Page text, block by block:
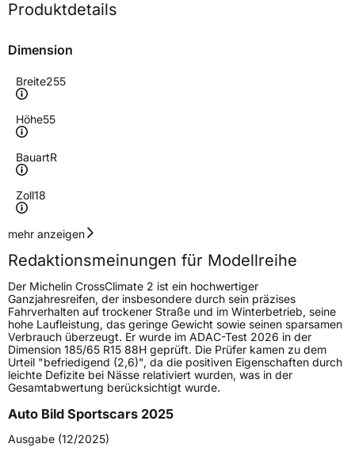
Produktdetails
Dimension
Breite255
Höhe55
BauartR
Zoll18
Geschwindigkeitsindex
Höchstgeschwindigkeit
270 km/h
Lastindex109
Höchstlast1030 kg
Gewicht (in kg)15,44 kg
Generelle Merkmale
FahrzeugtypSUV
VerwendungGanzjahresreifen
mehr anzeigen
Redaktionsmeinungen für Modellreihe
Der Michelin CrossClimate 2 ist ein hochwertiger
Ganzjahresreifen, der insbesondere durch sein präzises
Fahrverhalten auf trockener Straße und im Winterbetrieb, seine
hohe Laufleistung, das geringe Gewicht sowie seinen sparsamen
Verbrauch überzeugt. Er wurde im ADAC-Test 2026 in der
Dimension 185/65 R15 88H geprüft. Die Prüfer kamen zu dem
Urteil "befriedigend (2,6)", da die positiven Eigenschaften durch
leichte Defizite bei Nässe relativiert wurden, was in der
Gesamtabwertung berücksichtigt wurde.
Auto Bild Sportscars 2025
Ausgabe (12/2025)